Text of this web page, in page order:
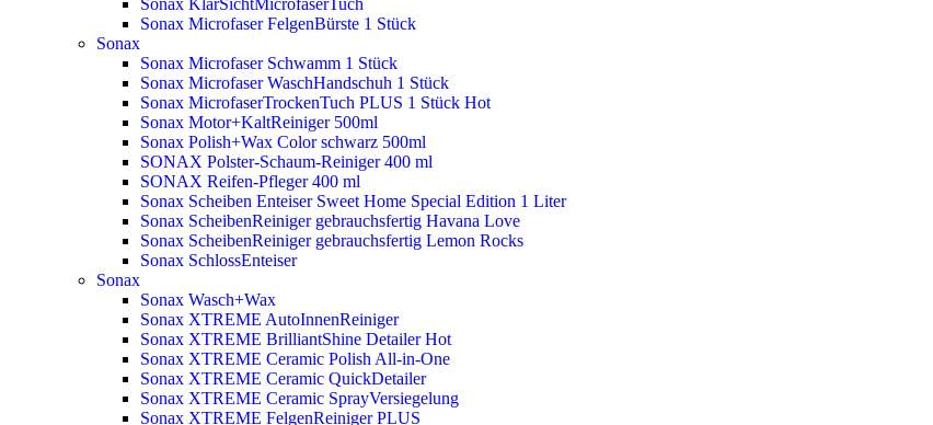
Sonax Microfaser FelgenBürste 1 Stück
Sonax
Sonax Microfaser Schwamm 1 Stück
Sonax Microfaser WaschHandschuh 1 Stück
Sonax MicrofaserTrockenTuch PLUS 1 Stück Hot
Sonax Motor+KaltReiniger 500ml
Sonax Polish+Wax Color schwarz 500ml
SONAX Polster-Schaum-Reiniger 400 ml
SONAX Reifen-Pfleger 400 ml
Sonax Scheiben Enteiser Sweet Home Special Edition 1 Liter
Sonax ScheibenReiniger gebrauchsfertig Havana Love
Sonax ScheibenReiniger gebrauchsfertig Lemon Rocks
Sonax SchlossEnteiser
Sonax
Sonax Wasch+Wax
Sonax XTREME AutoInnenReiniger
Sonax XTREME BrilliantShine DetailerHot
Sonax XTREME Ceramic Polish All-in-One
Sonax XTREME Ceramic QuickDetailer
Sonax XTREME Ceramic SprayVersiegelung
Sonax XTREME FelgenReiniger PLUS